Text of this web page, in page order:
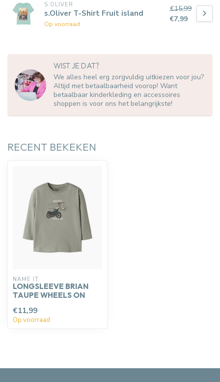
S.OLIVER
s.Oliver T-Shirt Fruit island
Op voorraad
€15,99
€7,99
WIST JE DAT?
We alles heel erg zorgvuldig uitkiezen voor jou?
Altijd met betaalbaarheid voorop! Want
betaalbaar kinderkleding en accessoires
shoppen is voor ons het belangrijkste!
RECENT BEKEKEN
NAME IT
LONGSLEEVE BRIAN
TAUPE WHEELS ON
€11,99
Op voorraad